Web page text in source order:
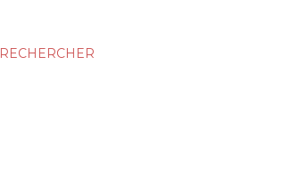
RECHERCHER